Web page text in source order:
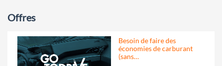
Offres
Besoin de faire des
économies de carburant
(sans…